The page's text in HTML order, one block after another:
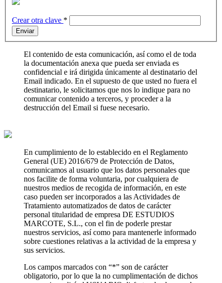
Crear otra clave *
Enviar
El contenido de esta comunicación, así como el de toda
la documentación anexa que pueda ser enviada es
confidencial e irá dirigida únicamente al destinatario del
Email indicado. En el supuesto de que usted no fuera el
destinatario, le solicitamos que nos lo indique para no
comunicar contenido a terceros, y proceder a la
destrucción del Email si fuese necesario.
En cumplimiento de lo establecido en el Reglamento
General (UE) 2016/679 de Protección de Datos,
comunicamos al usuario que los datos personales que
nos facilite de forma voluntaria, por cualquiera de
nuestros medios de recogida de información, en este
caso pueden ser incorporados a las Actividades de
Tratamiento automatizados de datos de carácter
personal titularidad de empresa DE ESTUDIOS
MARCOTE, S.L., con el fin de poderle prestar
nuestros servicios, así como para mantenerle informado
sobre cuestiones relativas a la actividad de la empresa y
sus servicios.
Los campos marcados con “*” son de carácter
obligatorio, por lo que la no cumplimentación de dichos